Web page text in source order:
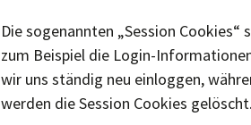
Die sogenannten „Session
zum Beispiel die Login-
wir uns ständig neu einloggen,
werden die Session Cookies gelöscht.